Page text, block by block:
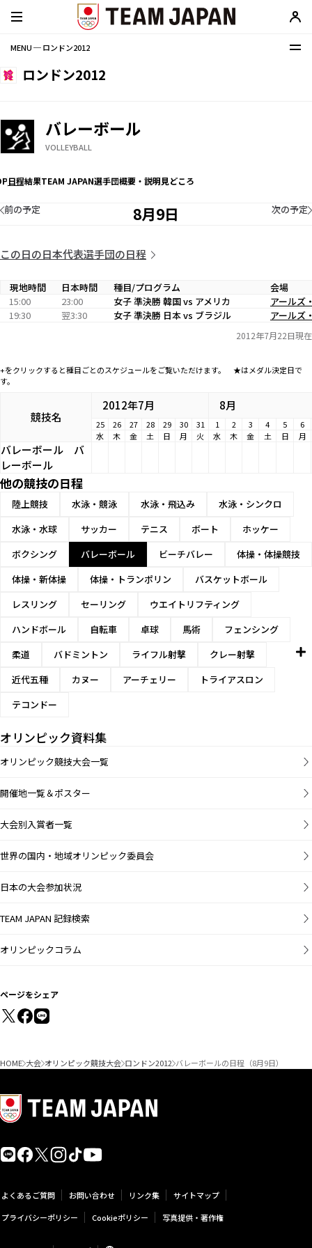
MENU ─ ロンドン2012
ロンドン2012
バレーボール
VOLLEYBALL
日程結果TEAM JAPAN選手団概要・説明見どころ
8月9日
前の予定 次の予定
この日の日本代表選手団の日程
現地時間 日本時間 種目/プログラム
会場
15:00
23:00 女子 準決勝 韓国 vs アメリカ
アールズ
19:30
翌3:30 女子 準決勝 日本 vs ブラジル アールズ
2012年7月22日現在
+をクリックすると種目ごとのスケジュールをご覧いただけます。 ★はメダル決定日で
す。
競技名
2012年7月 8月
25 26 27 28 29 30 31 1 2 3 4 5
6
水
木 金 土 日 月 火 水 木 金 土 日 月
バレーボール バ
レーボール
他の競技の日程
陸上競技 水泳・競泳 水泳・飛込み
水泳・シンクロ
水泳・水球
サッカー テニス ボート
ホッケー
ボクシング
バレーボール ビーチバレー
体操・体操競技
体操・新体操
体操・トランポリン
バスケットボール
レスリング
セーリング
ウエイトリフティング
ハンドボール
自転車 卓球 馬術
フェンシング
柔道
バドミントン ライフル射撃
クレー射撃
近代五種
カヌー アーチェリー
トライアスロン
テコンドー
オリンピック資料集
オリンピック競技大会一覧
開催地一覧＆ポスター
大会別入賞者一覧
世界の国内・地域オリンピック委員会
日本の大会参加状況
TEAM JAPAN 記録検索
オリンピックコラム
ページをシェア
HOME 大会 オリンピック競技大会 ロンドン2012 バレーボールの日程（8月9日）
よくあるご質問 お問い合わせ リンク集
サイトマップ
プライバシーポリシー
Cookieポリシー 写真提供・著作権